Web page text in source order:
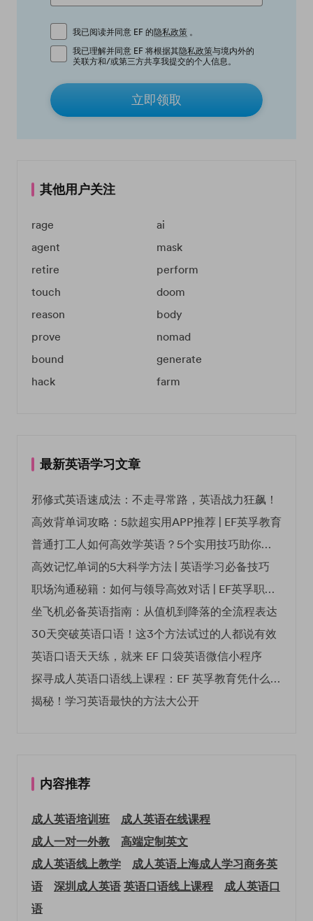
我已阅读并同意 EF 的隐私政策 。
我已理解并同意 EF 将根据其隐私政策与境内外的
关联方和/或第三方共享我提交的个人信息。
立即领取
其他用户关注
rage
ai
agent
mask
retire
perform
touch
doom
reason
body
prove
nomad
bound
generate
hack
farm
最新英语学习文章
邪修式英语速成法：不走寻常路，英语战力狂飙！
高效背单词攻略：5款超实用APP推荐 | EF英孚教育
普通打工人如何高效学英语？5个实用技巧助你突破职场瓶颈
高效记忆单词的5大科学方法 | 英语学习必备技巧
职场沟通秘籍：如何与领导高效对话 | EF英孚职场指南
坐飞机必备英语指南：从值机到降落的全流程表达
30天突破英语口语！这3个方法试过的人都说有效
英语口语天天练，就来 EF 口袋英语微信小程序
探寻成人英语口语线上课程：EF 英孚教育凭什么领航
揭秘！学习英语最快的方法大公开
内容推荐
成人英语培训班
成人英语在线课程
成人一对一外教
高端定制英文
成人英语线上教学
成人英语上海成人学习商务英
语
深圳成人英语英语口语线上课程
成人英语口
语